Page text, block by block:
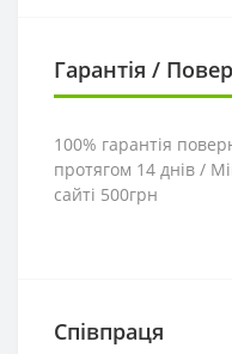
Гарантія /
100% гарантія
протягом 14 днів /
сайті 500грн
Співпраця